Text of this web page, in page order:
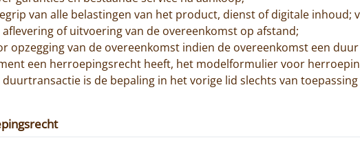
van alle belastingen van het product, dienst of digitale inhoud;
of uitvoering van de overeenkomst op afstand;
opzegging van de overeenkomst indien de overeenkomst een
een herroepingsrecht heeft, het modelformulier voor
duurtransactie is de bepaling in het vorige lid slechts van